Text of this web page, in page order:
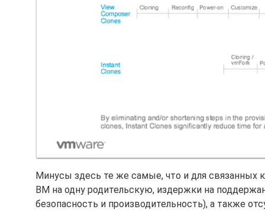
Минусы здесь те же самые, что и для связанных
ВМ на одну родительскую, издержки на
безопасность и производительность), а также